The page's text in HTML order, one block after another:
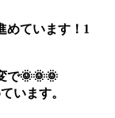
めています！1
で🌞🌞🌞
います。